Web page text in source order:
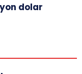
dolar